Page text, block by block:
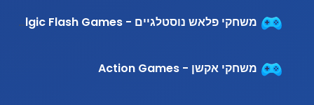
משחקי פלאש נוסטלגיים - Nostalgic Flash Games
משחקי אקשן - Action Games